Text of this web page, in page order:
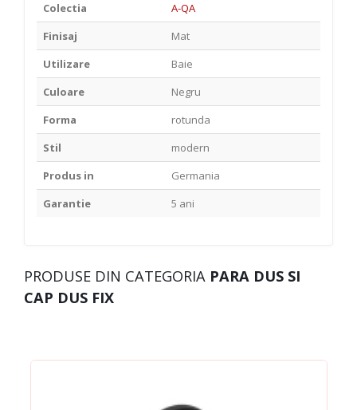
Colectia
A-QA
Finisaj
Mat
Utilizare
Baie
Culoare
Negru
Forma
rotunda
Stil
modern
Produs in
Germania
Garantie
5 ani
PRODUSE DIN CATEGORIA PARA DUS SI
CAP DUS FIX